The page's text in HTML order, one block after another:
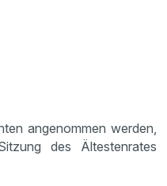
angenommen werden,
des Ältestenrates